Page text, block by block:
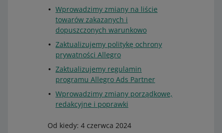
Wprowadzimy zmiany na liście
towarów zakazanych i
dopuszczonych warunkowo
Zaktualizujemy politykę ochrony
prywatności Allegro
Zaktualizujemy regulamin
programu Allegro Ads Partner
Wprowadzimy zmiany porządkowe,
redakcyjne i poprawki
Od kiedy: 4 czerwca 2024